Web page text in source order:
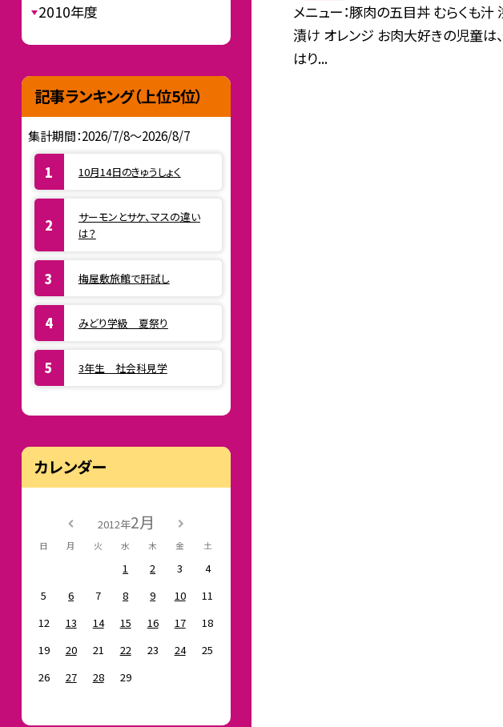
メニュー：豚肉の五目丼 むらくも汁
漬け オレンジ お肉大好きの児童は
はり...
2010年度
記事ランキング（上位5位）
集計期間：2026/7/8～2026/8/7
10月14日のきゅうしょく
サーモンとサケ、マスの違い
は？
梅屋敷旅館で肝試し
みどり学級 夏祭り
3年生 社会科見学
カレンダー
2012年2月
日 月 火 水 木 金 土
1 2 3
4
5
6 7 8 9 10
11
12
13 14 15 16 17
18
19
20 21 22 23 24
25
26
27 28 29